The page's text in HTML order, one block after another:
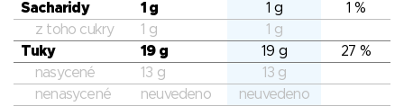
Sacharidy
1 g 1 g
1 %
z toho cukry
1 g
1 g
Tuky
19 g 19 g
27 %
nasycené
13 g
13 g
nenasycené
neuvedeno
neuvedeno